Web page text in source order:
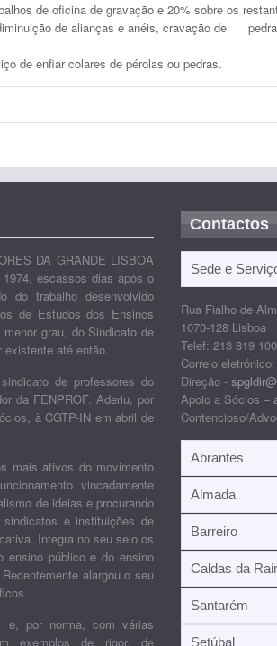
de oficina de gravação e 20% sobre os
de alianças e anéis, cravação de
de enfiar colares de pérolas ou pedras.
DA GRANDE LISBOA
escassos dias após o
do trabalho desenvolvido
de Estudos dos Ensinos
grau, do Sindicato de
existente até então.
de professores do
da FENPROF. Aderiu, por
à CGTP-IN em abril de
mais ativos do movimento
vincadamente
de ideias e procurando
e instituições de
Integra no seu seio os
ensino público e do ensino
alargou o seu
e, por norma, com várias
exemplos de rigor, de
Contactos
Sede e
Rua Fialho de
1070-128 Lisboa
Telef: 213 819 100
Correio eletrónico:
Direção -
Apoio a Sócios –
Contencioso/
Abrantes
Almada
Barreiro
Caldas da
Santarém
Setúbal